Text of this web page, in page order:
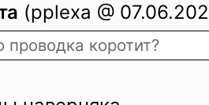
(pplexa @
проводка коротит?